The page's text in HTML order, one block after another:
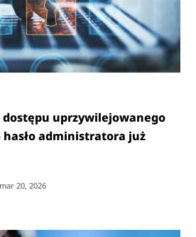
dostępu uprzywilejowanego
hasło administratora już
mar 20, 2026